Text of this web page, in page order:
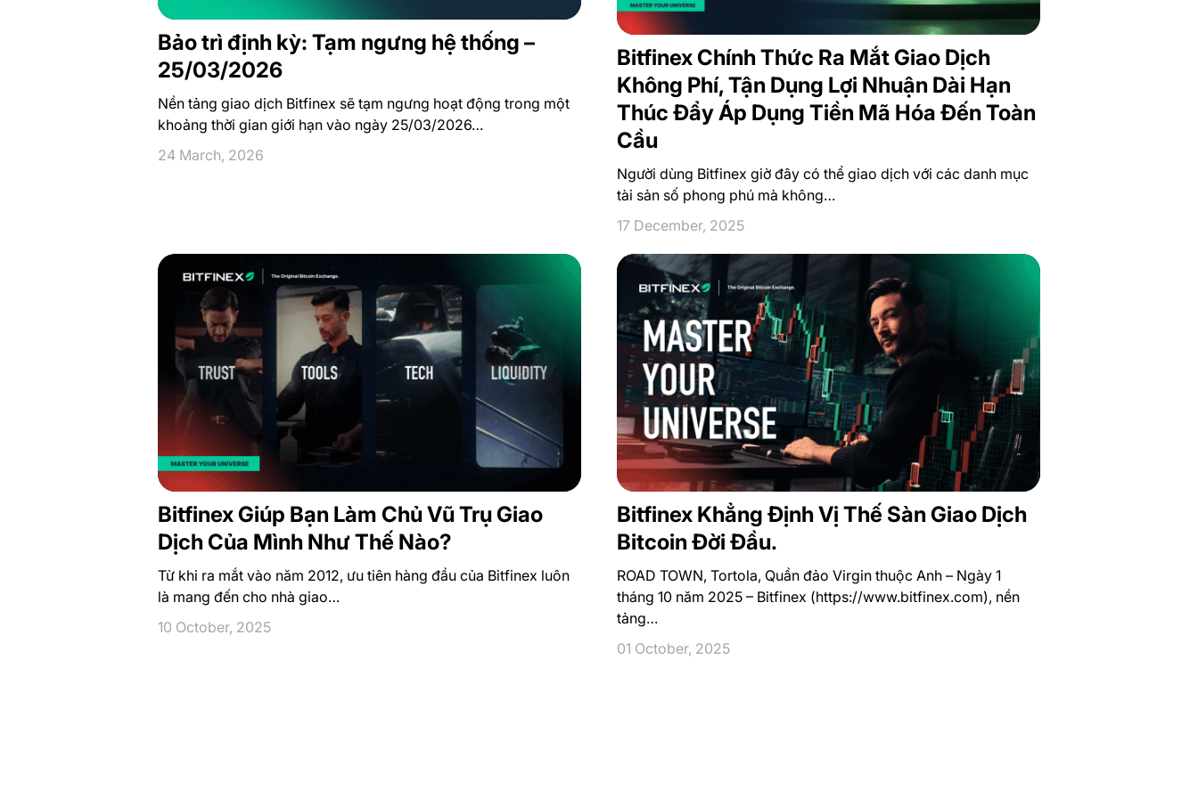
Bảo trì định kỳ: Tạm ngưng hệ thống –
25/03/2026
Nền tảng giao dịch Bitfinex sẽ tạm ngưng hoạt động trong một
khoảng thời gian giới hạn vào ngày 25/03/2026…
24 March, 2026
Bitfinex Chính Thức Ra Mắt Giao Dịch
Không Phí, Tận Dụng Lợi Nhuận Dài Hạn
Thúc Đẩy Áp Dụng Tiền Mã Hóa Đến Toàn
Cầu
Người dùng Bitfinex giờ đây có thể giao dịch với các danh mục
tài sản số phong phú mà không…
17 December, 2025
Bitfinex Giúp Bạn Làm Chủ Vũ Trụ Giao
Dịch Của Mình Như Thế Nào?
Từ khi ra mắt vào năm 2012, ưu tiên hàng đầu của Bitfinex luôn
là mang đến cho nhà giao…
10 October, 2025
Bitfinex Khẳng Định Vị Thế Sàn Giao Dịch
Bitcoin Đời Đầu.
ROAD TOWN, Tortola, Quần đảo Virgin thuộc Anh – Ngày 1
tháng 10 năm 2025 – Bitfinex (https://www.bitfinex.com), nền
tảng…
01 October, 2025